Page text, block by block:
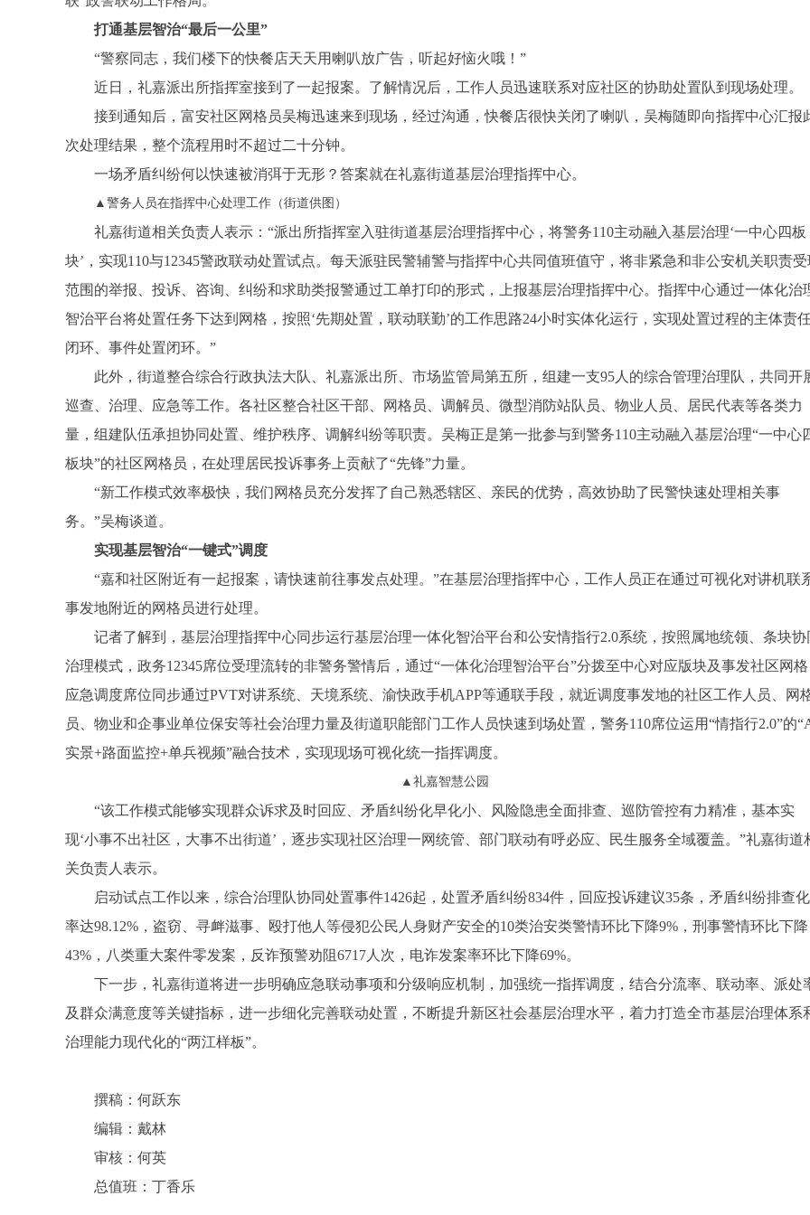
-
晚
打通基层智治“最后一公里”
“警察同志，我们楼下的快餐店天天用喇叭放广告， 听起好恼火哦！”
近日，礼嘉派出所指挥室接到了一起报案。了解情况后，工作人员迅速联系对应社区的协助处置队到现场处理。
接到通知后，富安社区网格员吴梅迅速来到现场，经过沟通，快餐店很快关闭了喇叭，吴梅随即向指挥中心汇报
次处理结果，整个流程用时不超过二十分钟。
一场矛盾纠纷何以快速被消弭于无形？答案就在礼嘉街道基层治理指挥中心。
▲警务人员在指挥中心处理工作（街道供图）
礼嘉街道相关负责人表示：“派出所指挥室入驻街道基层治理指挥中心，将警务110主动融入基层治理‘一中心四板
块’，实现110与12345警政联动处置试点。每天派驻民警辅警与指挥中心共同值班值守，将非紧急和非公安机关职责受
范围的举报、投诉、咨询、纠纷和求助类报警通过工单打印的形式，上报基层治理指挥中心。指挥中心通过一体化治
智治平台将处置任务下达到网格，按照‘先期处置，联动联勤’的工作思路24小时实体化运行，实现处置过程的主体责
闭环、事件处置闭环。”
此外， 街道整合综合行政执法大队、礼嘉派出所、市场监管局第五所，组建一支95人的综合管理治理队 ，共同开
巡查、治理、应急等工作。各社区整合社区干部、网格员、调解员、微型消防站队员、物业人员、居民代表等各类力
量，组建队伍承担协同处置、维护秩序、调解纠纷等职责。吴梅正是第一批参与到 警务110主动融入基层治理“一中心
板块”的社区网格员，在处理居民投诉事务上贡献了“先锋”力量。
“新工作模式效率极快，我们网格员充分发挥了自己熟悉辖区、亲民的优势，高效协助了民警快速处理相关事
务。”吴梅谈道。
实现基层智治“一键式”调度
“嘉和社区附近有一起报案，请快速前往事发点处理。”在基层治理指挥中心，工作人员正在通过可视化对讲机联
事发地附近的网格员进行处理。
记者了解到，基层治理指挥中心同步运行基层治理一体化智治平台和公安情指行2.0系统，按照属地统领、条块协
治理模式，政务12345席位受理流转的非警务警情后，通过“一体化治理智治平台”分拨至中心对应版块及事发社区网格
应急调度席位同步通过PVT对讲系统、天境系统、渝快政手机APP等通联手段，就近调度事发地的社区工作人员、网
员、物业和企事业单位保安等社会治理力量及街道职能部门工作人员快速到场处置，警务110席位运用“情指行2.0”的
实景+路面监控+单兵视频”融合技术，实现现场可视化统一指挥调度。
▲礼嘉智慧公园
“该工作模式能够实现群众诉求及时回应、矛盾纠纷化早化小、风险隐患全面排查、巡防管控有力精准，基本实
现‘小事不出社区，大事不出街道’，逐步实现社区治理一网统管、部门联动有呼必应、民生服务全域覆盖。”礼嘉街道
关负责人表示。
启动试点工作以来，综合治理队协同处置事件1426起，处置矛盾纠纷834件，回应投诉建议35条，矛盾纠纷排查
率达98.12%，盗窃、寻衅滋事、殴打他人等侵犯公民人身财产安全的10类治安类警情环比下降9%， 刑事警情环比下降
43%，八类重大案件零发案，反诈预警劝阻6717人次，电诈发案率环比下降69%。
下一步，礼嘉街道将进一步明确应急联动事项和分级响应机制，加强统一指挥调度，结合分流率、联动率、派处
及群众满意度等关键指标，进一步细化完善联动处置，不断提升新区社会基层治理水平，着力打造全市基层治理体系
治理能力现代化的“两江样板”。
撰稿：何跃东
编辑：戴林
审核：何英
总值班：丁香乐